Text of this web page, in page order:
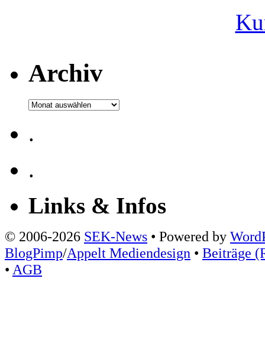
Archiv
Archiv
.
.
Links & Infos
© 2006-2026 SEK-News • Powered by
BlogPimp/Appelt Mediendesign • Beiträge
• AGB